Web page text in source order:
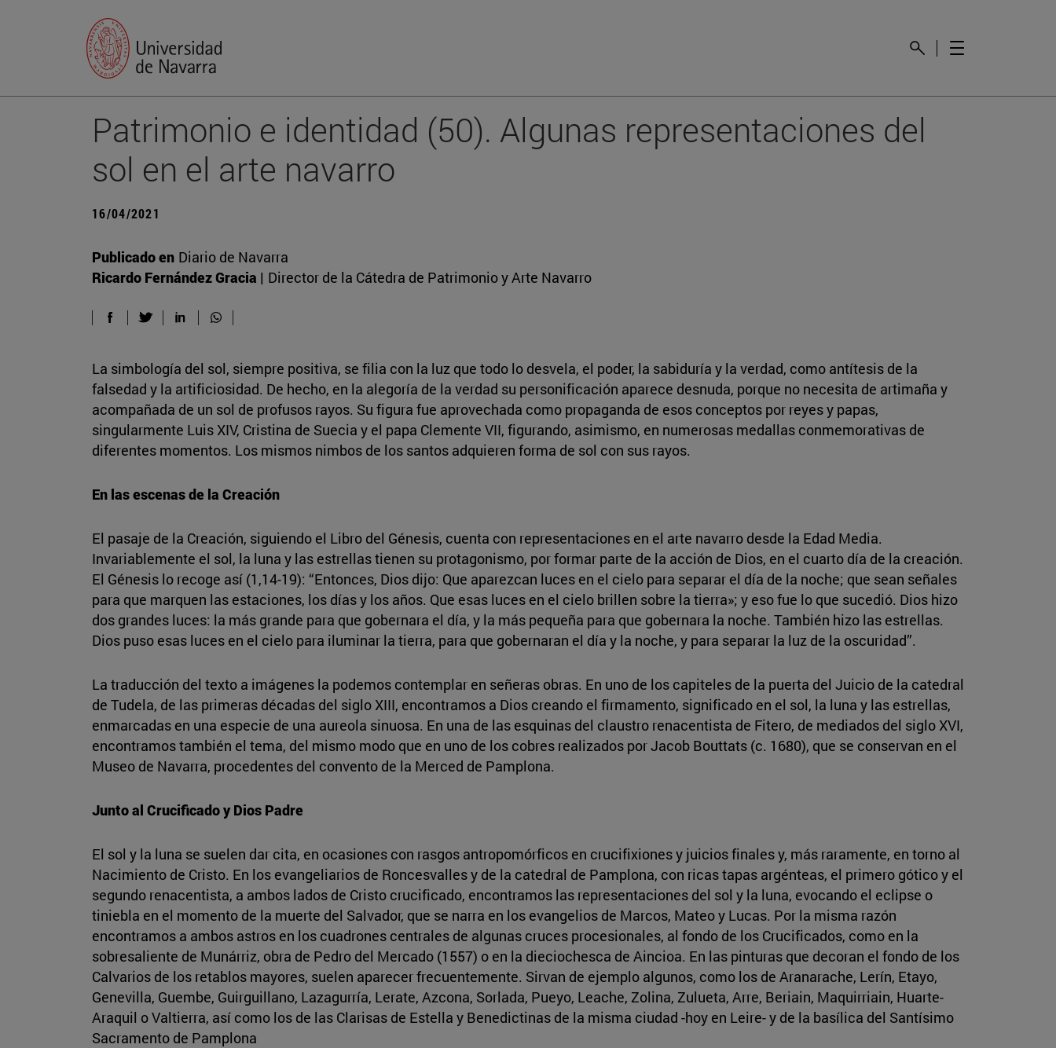
Patrimonio e identidad (50). Algunas representaciones del
sol en el arte navarro
16/04/2021
Publicado en Diario de Navarra
Ricardo Fernández Gracia | Director de la Cátedra de Patrimonio y Arte Navarro
La simbología del sol, siempre positiva, se filia con la luz que todo lo desvela, el poder, la sabiduría y la verdad, como antítesis de la
falsedad y la artificiosidad. De hecho, en la alegoría de la verdad su personificación aparece desnuda, porque no necesita de artimaña y
acompañada de un sol de profusos rayos. Su figura fue aprovechada como propaganda de esos conceptos por reyes y papas,
singularmente Luis XIV, Cristina de Suecia y el papa Clemente VII, figurando, asimismo, en numerosas medallas conmemorativas de
diferentes momentos. Los mismos nimbos de los santos adquieren forma de sol con sus rayos.
En las escenas de la Creación
El pasaje de la Creación, siguiendo el Libro del Génesis, cuenta con representaciones en el arte navarro desde la Edad Media.
Invariablemente el sol, la luna y las estrellas tienen su protagonismo, por formar parte de la acción de Dios, en el cuarto día de la creación.
El Génesis lo recoge así (1,14-19): “Entonces, Dios dijo: Que aparezcan luces en el cielo para separar el día de la noche; que sean señales
para que marquen las estaciones, los días y los años. Que esas luces en el cielo brillen sobre la tierra»; y eso fue lo que sucedió. Dios hizo
dos grandes luces: la más grande para que gobernara el día, y la más pequeña para que gobernara la noche. También hizo las estrellas.
Dios puso esas luces en el cielo para iluminar la tierra, para que gobernaran el día y la noche, y para separar la luz de la oscuridad”.
La traducción del texto a imágenes la podemos contemplar en señeras obras. En uno de los capiteles de la puerta del Juicio de la catedral
de Tudela, de las primeras décadas del siglo XIII, encontramos a Dios creando el firmamento, significado en el sol, la luna y las estrellas,
enmarcadas en una especie de una aureola sinuosa. En una de las esquinas del claustro renacentista de Fitero, de mediados del siglo XVI,
encontramos también el tema, del mismo modo que en uno de los cobres realizados por Jacob Bouttats (c. 1680), que se conservan en el
Museo de Navarra, procedentes del convento de la Merced de Pamplona.
Junto al Crucificado y Dios Padre
El sol y la luna se suelen dar cita, en ocasiones con rasgos antropomórficos en crucifixiones y juicios finales y, más raramente, en torno al
Nacimiento de Cristo. En los evangeliarios de Roncesvalles y de la catedral de Pamplona, con ricas tapas argénteas, el primero gótico y el
segundo renacentista, a ambos lados de Cristo crucificado, encontramos las representaciones del sol y la luna, evocando el eclipse o
tiniebla en el momento de la muerte del Salvador, que se narra en los evangelios de Marcos, Mateo y Lucas. Por la misma razón
encontramos a ambos astros en los cuadrones centrales de algunas cruces procesionales, al fondo de los Crucificados, como en la
sobresaliente de Munárriz, obra de Pedro del Mercado (1557) o en la dieciochesca de Aincioa. En las pinturas que decoran el fondo de los
Calvarios de los retablos mayores, suelen aparecer frecuentemente. Sirvan de ejemplo algunos, como los de Aranarache, Lerín, Etayo,
Genevilla, Guembe, Guirguillano, Lazagurría, Lerate, Azcona, Sorlada, Pueyo, Leache, Zolina, Zulueta, Arre, Beriain, Maquirriain, Huarte-
Araquil o Valtierra, así como los de las Clarisas de Estella y Benedictinas de la misma ciudad -hoy en Leire- y de la basílica del Santísimo
Sacramento de Pamplona